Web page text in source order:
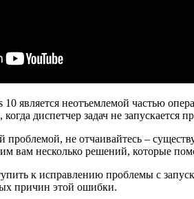
10 является неотъемлемой частью
когда диспетчер задач не
проблемой, не отчаивайтесь –
вам несколько решений, которые
к исправлению проблемы с
причин этой ошибки.